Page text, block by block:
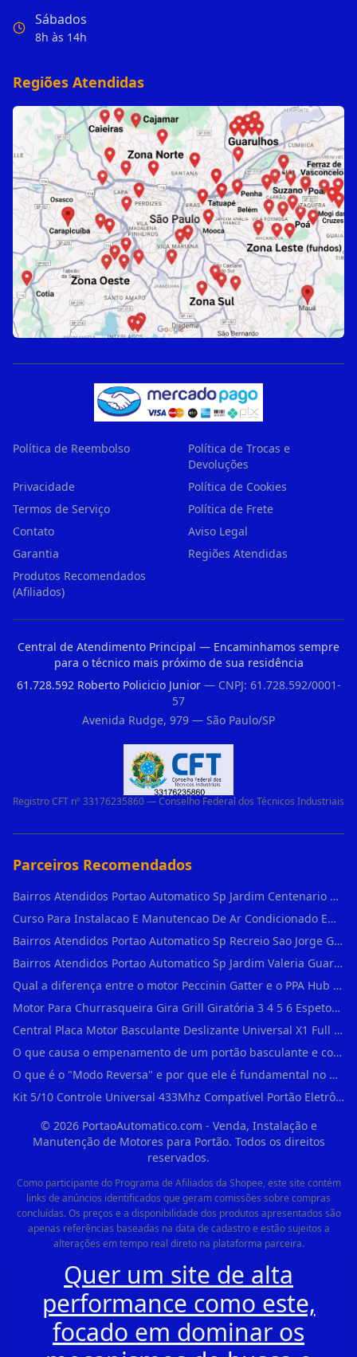
Sábados
8h às 14h
Regiões Atendidas
Política de Reembolso
Política de Trocas e
Devoluções
Privacidade
Política de Cookies
Termos de Serviço
Política de Frete
Contato
Aviso Legal
Garantia
Regiões Atendidas
Produtos Recomendados
(Afiliados)
Central de Atendimento Principal — Encaminhamos sempre
para o técnico mais próximo de sua residência
61.728.592 Roberto Policicio Junior— CNPJ: 61.728.592/0001-
57
Avenida Rudge, 979 — São Paulo/SP
Registro CFT nº 33176235860 — Conselho Federal dos Técnicos Industriais
Parceiros Recomendados
Bairros Atendidos Portao Automatico Sp Jardim Centenario Guarulhos Sp Motor Para Portao Automatico Eletronico
Curso Para Instalacao E Manutencao De Ar Condicionado Em Sao Paulo
Bairros Atendidos Portao Automatico Sp Recreio Sao Jorge Guarulhos Sp Motor Para Portao Automatico Eletronico
Bairros Atendidos Portao Automatico Sp Jardim Valeria Guarulhos Sp Motor Para Portao Automatico Eletronico
Qual a diferença entre o motor Peccinin Gatter e o PPA Hub em Vila Romana?
Motor Para Churrasqueira Gira Grill Giratória 3 4 5 6 Espetos Gme Maxtorque Bivo em Cidade Dutra
Central Placa Motor Basculante Deslizante Universal X1 Full Range 433mhz em Vila Prudente
O que causa o empenamento de um portão basculante e como evitar em Campo Belo?
O que é o "Modo Reversa" e por que ele é fundamental no dia a dia em Itapevi?
Kit 5/10 Controle Universal 433Mhz Compatível Portão Eletrônico Garagem Residenc em Pinheiros
© 2026PortaoAutomatico.com - Venda, Instalação e
Manutenção de Motores para Portão. Todos os direitos
reservados.
Como participante do Programa de Afiliados da Shopee, este site contém
links de anúncios identificados que geram comissões sobre compras
concluídas. Os preços e a disponibilidade dos produtos apresentados são
apenas referências baseadas na data de cadastro e estão sujeitos a
alterações em tempo real direto na plataforma parceira.
Quer um site de alta
performance como este,
focado em dominar os